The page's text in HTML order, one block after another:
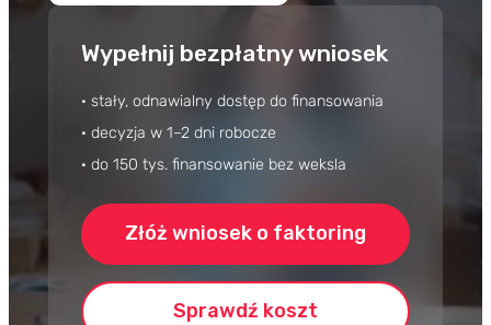
Dla mediów
Kontakt
Wypełnij bezpłatny wniosek
· stały, odnawialny dostęp do finansowania
· decyzja w 1–2 dni robocze
· do 150 tys. finansowanie bez weksla
Złóż wniosek o faktoring
Sprawdź koszt